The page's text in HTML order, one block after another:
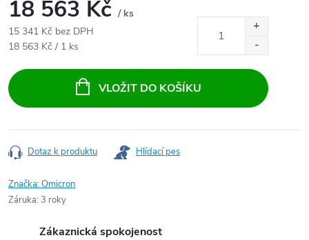
18 563 Kč / ks
15 341 Kč bez DPH
Měrná cena:
18 563 Kč / 1 ks
VLOŽIT DO KOŠÍKU
Dotaz k produktu Hlídací pes
Značka:Omicron
Záruka: 3 roky
Zákaznická spokojenost